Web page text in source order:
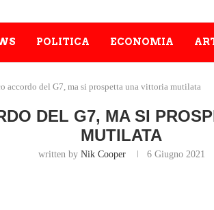
POLITICA ECONOMIA
accordo del G7, ma si prospetta una vittoria mutilata
DEL G7, MA SI
MUTILATA
written by Nik Cooper 6 Giugno 2021